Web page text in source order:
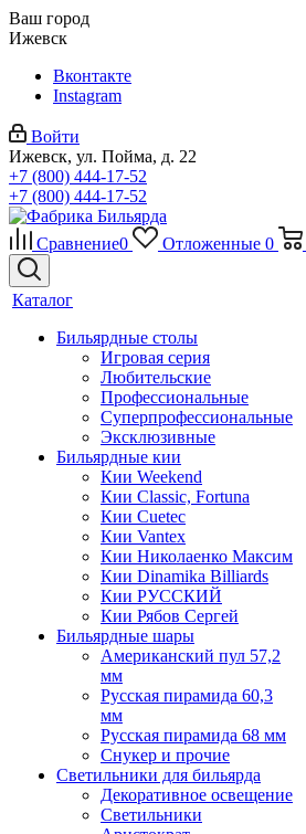
Ваш город
Ижевск
Вконтакте
Instagram
Войти
Ижевск, ул. Пойма, д. 22
+7 (800) 444-17-52
+7 (800) 444-17-52
Сравнение0 Отложенные 0
Каталог
Бильярдные столы
Игровая серия
Любительские
Профессиональные
Суперпрофессиональные
Эксклюзивные
Бильярдные кии
Кии Weekend
Кии Classic, Fortuna
Кии Cuetec
Кии Vantex
Кии Николаенко Максим
Кии Dinamika Billiards
Кии РУССКИЙ
Кии Рябов Сергей
Бильярдные шары
Американский пул 57,2
мм
Русская пирамида 60,3
мм
Русская пирамида 68 мм
Снукер и прочие
Светильники для бильярда
Декоративное освещение
Светильники